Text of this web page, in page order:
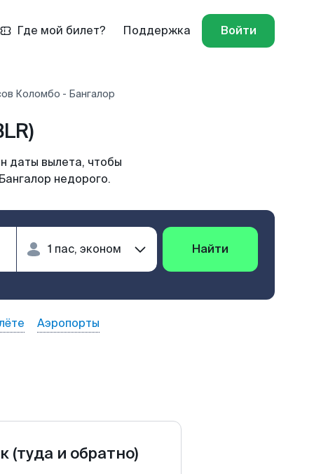
Где мой билет? Поддержка Войти
Коломбо - Бангалор
даты вылета, чтобы
недорого.
Найти
Аэропорты
(туда и обратно)